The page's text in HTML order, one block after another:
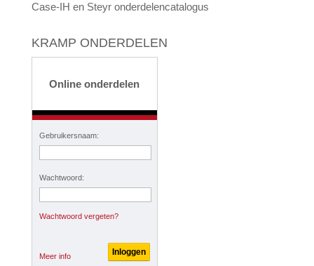
Case-IH en Steyr onderdelencatalogus
KRAMP ONDERDELEN
Online onderdelen
Gebruikersnaam:
Wachtwoord:
Wachtwoord vergeten?
Meer info